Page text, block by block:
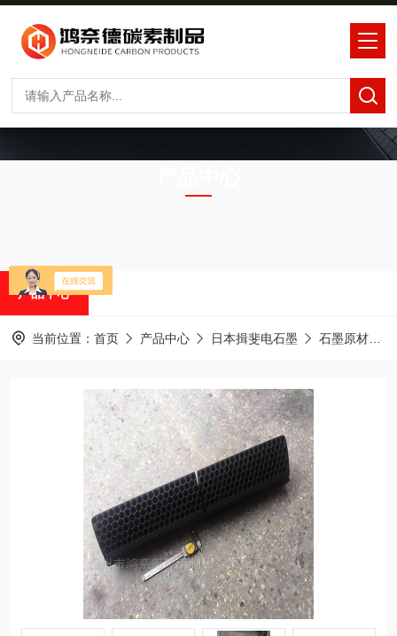
产品中心
当前位置： 首页 产品中心 日本揖斐电石墨 石墨原材料